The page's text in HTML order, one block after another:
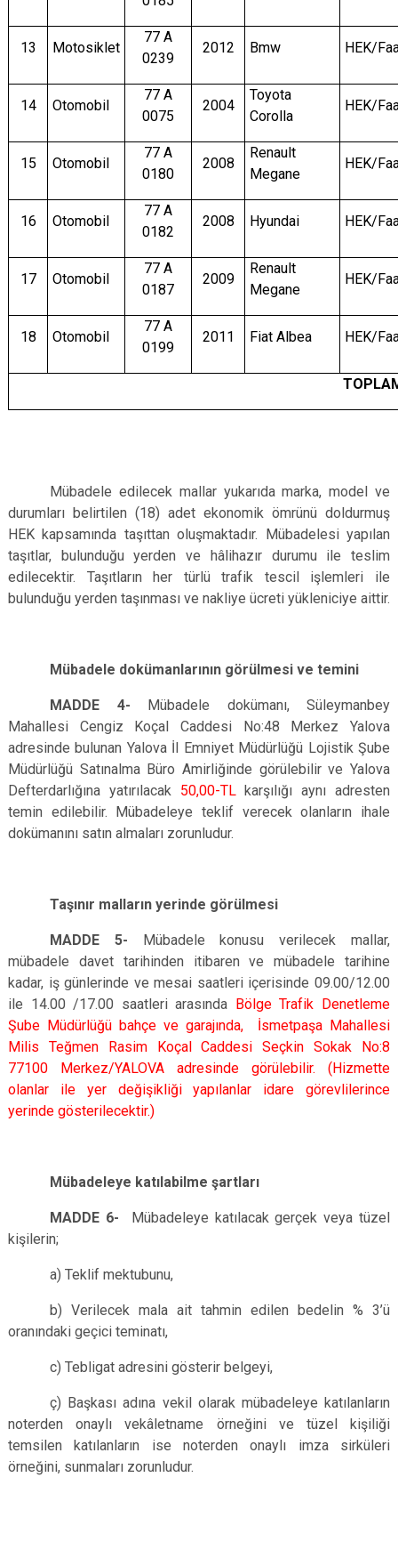
13 Motosiklet
77 A
0239
2012 Bmw HEK/
14 Otomobil
77 A
0075
2004
Toyota
Corolla
HEK/
15 Otomobil
77 A
0180
2008
Renault
Megane
HEK/
16 Otomobil
77 A
0182
2008 Hyundai HEK/
17 Otomobil
77 A
0187
2009
Renault
Megane
HEK/
18 Otomobil
77 A
0199
2011 Fiat Albea HEK/
Mübadele edilecek mallar yukarıda marka, model ve
durumları belirtilen (18) adet ekonomik ömrünü doldurmuş
HEK kapsamında taşıttan oluşmaktadır. Mübadelesi yapılan
taşıtlar, bulunduğu yerden ve hâlihazır durumu ile teslim
edilecektir. Taşıtların her türlü trafik tescil işlemleri ile
bulunduğu yerden taşınması ve nakliye ücreti yükleniciye aittir.
Mübadele dokümanlarının görülmesi ve temini
MADDE 4- Mübadele dokümanı, Süleymanbey
Mahallesi Cengiz Koçal Caddesi No:48 Merkez Yalova
adresinde bulunan Yalova İl Emniyet Müdürlüğü Lojistik Şube
Müdürlüğü Satınalma Büro Amirliğinde görülebilir ve Yalova
Defterdarlığına yatırılacak 50,00-TLkarşılığı aynı adresten
temin edilebilir. Mübadeleye teklif verecek olanların ihale
dokümanını satın almaları zorunludur.
Taşınır malların yerinde görülmesi
MADDE 5- Mübadele konusu verilecek mallar,
mübadele davet tarihinden itibaren ve mübadele tarihine
kadar, iş günlerinde ve mesai saatleri içerisinde 09.00/12.00
ile 14.00 /17.00 saatleri arasında Bölge Trafik Denetleme
Şube Müdürlüğü bahçe ve garajında, İsmetpaşa Mahallesi
Milis Teğmen Rasim Koçal Caddesi Seçkin Sokak No:8
77100 Merkez/YALOVA adresinde görülebilir. (Hizmette
olanlar ile yer değişikliği yapılanlar idare görevlilerince
yerinde gösterilecektir.)
Mübadeleye katılabilme şartları
MADDE 6-
Mübadeleye katılacak gerçek veya tüzel
kişilerin;
a) Teklif mektubunu,
b) Verilecek mala ait tahmin edilen bedelin % 3’ü
oranındaki geçici teminatı,
c) Tebligat adresini gösterir belgeyi,
ç) Başkası adına vekil olarak mübadeleye katılanların
noterden onaylı vekâletname örneğini ve tüzel kişiliği
temsilen katılanların ise noterden onaylı imza sirküleri
örneğini, sunmaları zorunludur.